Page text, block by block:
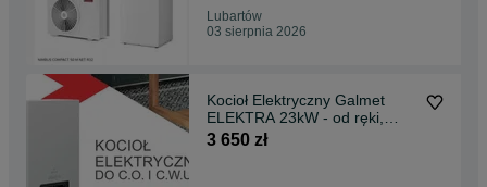
Lubartów
03 sierpnia 2026
Kocioł Elektryczny Galmet
ELEKTRA 23kW - od ręki,
Promocja
3 650 zł